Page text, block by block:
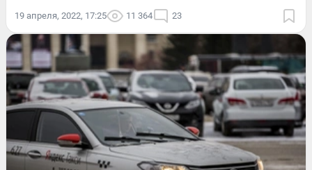
19 апреля, 2022, 17:25 11 364 23